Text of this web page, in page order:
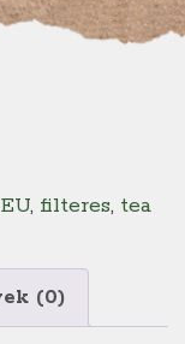
EU, filteres, tea
(0)